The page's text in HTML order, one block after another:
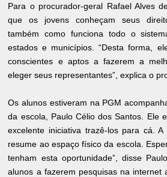
Para o procurador-geral Rafael Alves
que os jovens conheçam seus
também como funciona todo o
estados e municípios. “Desta forma,
conscientes e aptos a fazerem a
eleger seus representantes”, explica o
Os alunos estiveram na PGM
da escola, Paulo Célio dos Santos. Ele
excelente iniciativa trazê-los para cá.
resume ao espaço físico da escola.
tenham esta oportunidade”, disse
alunos a fazerem pesquisas na internet